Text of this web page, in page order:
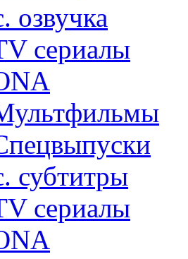
озвучка
сериалы
субтитры
сериалы